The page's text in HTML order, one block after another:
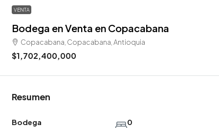
VENTA
Bodega en Venta en Copacabana
Copacabana, Copacabana, Antioquia
$1,702,400,000
Resumen
Bodega 0